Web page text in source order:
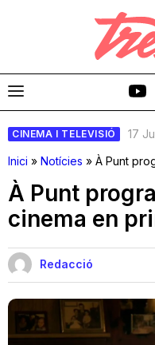
CINEMA I TELEVISIÓ
17
Inici » Notícies » À Punt
À Punt
cinema en
Redacció